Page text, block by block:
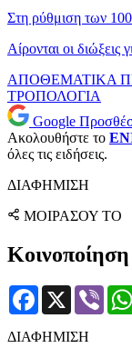
Στη ρύθμιση των
Αίρονται οι
ΑΠΟΘΕΜΑΤΙΚΑ
ΤΡΟΠΟΛΟΓΙΑ
Google
Ακολουθήστε το
όλες τις ειδήσεις.
ΔΙΑΦΗΜΙΣΗ
ΜΟΙΡΑΣΟΥ ΤΟ
Facebook
X Viber
ΔΙΑΦΗΜΙΣΗ